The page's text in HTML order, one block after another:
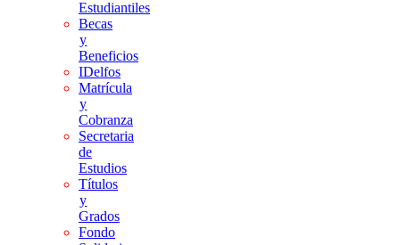
Estudiantiles
Becas
y
Beneficios
IDelfos
Matrícula
y
Cobranza
Secretaria
de
Estudios
Títulos
y
Grados
Fondo